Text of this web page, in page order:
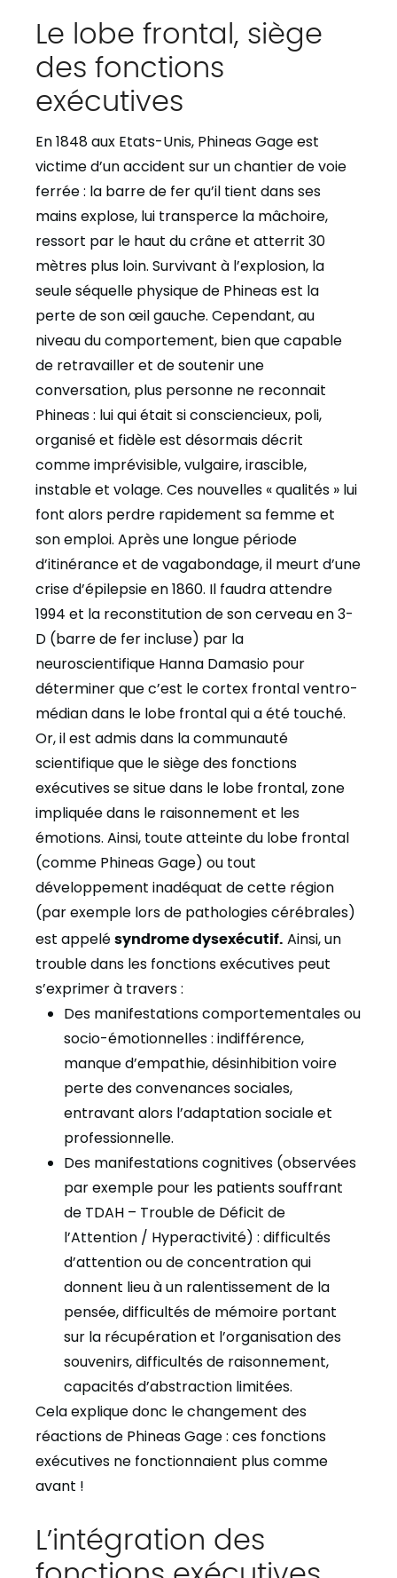
Le lobe frontal, siège
des fonctions
exécutives
En 1848 aux Etats-Unis, Phineas Gage est
victime d’un accident sur un chantier de voie
ferrée : la barre de fer qu’il tient dans ses
mains explose, lui transperce la mâchoire,
ressort par le haut du crâne et atterrit 30
mètres plus loin. Survivant à l’explosion, la
seule séquelle physique de Phineas est la
perte de son œil gauche. Cependant, au
niveau du comportement, bien que capable
de retravailler et de soutenir une
conversation, plus personne ne reconnait
Phineas : lui qui était si consciencieux, poli,
organisé et fidèle est désormais décrit
comme imprévisible, vulgaire, irascible,
instable et volage. Ces nouvelles « qualités » lui
font alors perdre rapidement sa femme et
son emploi. Après une longue période
d’itinérance et de vagabondage, il meurt d’une
crise d’épilepsie en 1860. Il faudra attendre
1994 et la reconstitution de son cerveau en 3-
D (barre de fer incluse) par la
neuroscientifique Hanna Damasio pour
déterminer que c’est le cortex frontal ventro-
médian dans le lobe frontal qui a été touché.
Or, il est admis dans la communauté
scientifique que le siège des fonctions
exécutives se situe dans le lobe frontal, zone
impliquée dans le raisonnement et les
émotions. Ainsi, toute atteinte du lobe frontal
(comme Phineas Gage) ou tout
développement inadéquat de cette région
(par exemple lors de pathologies cérébrales)
est appelé syndrome dysexécutif. Ainsi, un
trouble dans les fonctions exécutives peut
s’exprimer à travers :
Des manifestations comportementales ou
socio-émotionnelles : indifférence,
manque d’empathie, désinhibition voire
perte des convenances sociales,
entravant alors l’adaptation sociale et
professionnelle.
Des manifestations cognitives (observées
par exemple pour les patients souffrant
de TDAH – Trouble de Déficit de
l’Attention / Hyperactivité) : difficultés
d’attention ou de concentration qui
donnent lieu à un ralentissement de la
pensée, difficultés de mémoire portant
sur la récupération et l’organisation des
souvenirs, difficultés de raisonnement,
capacités d’abstraction limitées.
Cela explique donc le changement des
réactions de Phineas Gage : ces fonctions
exécutives ne fonctionnaient plus comme
avant !
L’intégration des
fonctions exécutives